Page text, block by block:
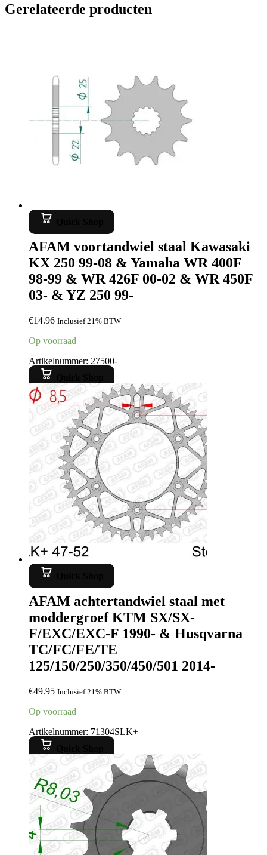
Gerelateerde producten
AFAM voortandwiel staal Kawasaki
KX 250 99-08 & Yamaha WR 400F
98-99 & WR 426F 00-02 & WR 450F
03- & YZ 250 99-
€14.96 Inclusief 21% BTW
Op voorraad
Artikelnummer: 27500-
AFAM achtertandwiel staal met
moddergroef KTM SX/SX-
F/EXC/EXC-F 1990- & Husqvarna
TC/FC/FE/TE
125/150/250/350/450/501 2014-
€49.95 Inclusief 21% BTW
Op voorraad
Artikelnummer: 71304SLK+